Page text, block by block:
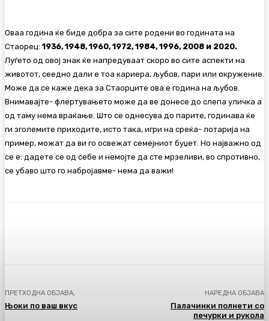
Оваа година ќе биде добра за сите родени во годината на
Стаорец: 1936, 1948, 1960, 1972, 1984, 1996, 2008 и 2020.
Луѓето од овој знак ќе напредуваат скоро во сите аспекти на
животот, сеедно дали е тоа кариера, љубов, пари или окружение.
Може да се каже дека за Стаорците ова е година на љубов.
Внимавајте- флертувањето може да ве донесе до слепа уличка а
од таму нема враќање. Што се однесува до парите, годинава ќе
ги зголемите приходите, исто така, игри на среќа- лотарија на
пример, можат да ви го освежат семејниот буџет. Но најважно од
се е: дадете се од себе и немојте да сте мрзеливи, во спротивно,
се убаво што го набројавме- нема да важи!
ПРЕТХОДНА ОБЈАВА,
Њоки по ваш вкус
НАРЕДНА ОБЈАВА
Палачинки полнети со
печурки и рукола